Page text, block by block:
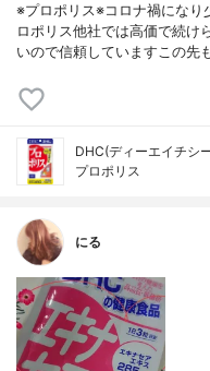
※プロポリス※コロナ禍になり
ロポリス他社では高価で続け
いので信頼していますこの先
DHC(ディーエイチシ
プロポリス
にる